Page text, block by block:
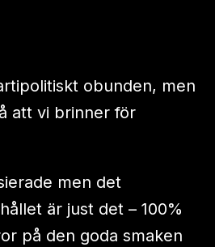
obunden, men
att vi brinner för
men det
är just det – 100%
på den goda smaken